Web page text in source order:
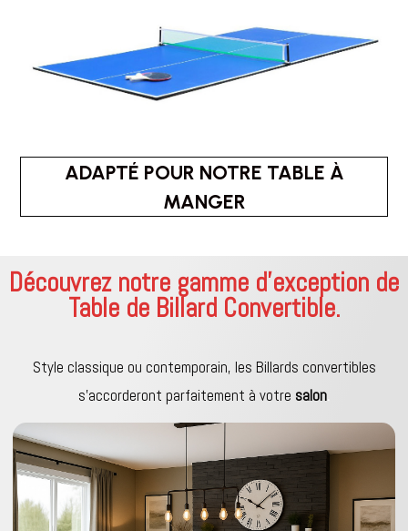
ADAPTÉ POUR NOTRE TABLE À
MANGER
Découvrez notre gamme d’exception de
Table de Billard Convertible.
Style classique ou contemporain, les Billards convertibles
s’accorderont parfaitement à votre salon.